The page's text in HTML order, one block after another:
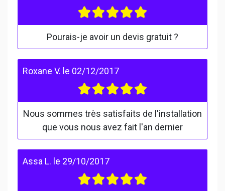
Pourais-je avoir un devis gratuit ?
Roxane V. le 02/12/2017
Nous sommes très satisfaits de l'installation
que vous nous avez fait l'an dernier
Assa L. le 29/10/2017